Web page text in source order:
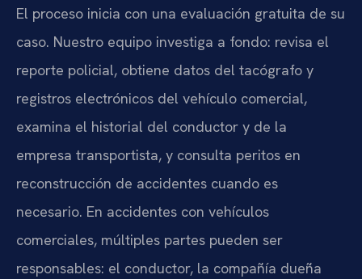
El proceso inicia con una evaluación gratuita de su
caso. Nuestro equipo investiga a fondo: revisa el
reporte policial, obtiene datos del tacógrafo y
registros electrónicos del vehículo comercial,
examina el historial del conductor y de la
empresa transportista, y consulta peritos en
reconstrucción de accidentes cuando es
necesario. En accidentes con vehículos
comerciales, múltiples partes pueden ser
responsables: el conductor, la compañía dueña